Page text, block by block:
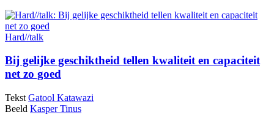
Hard//talk
Bij gelijke geschiktheid tellen kwaliteit en capaciteit
net zo goed
Tekst Gatool Katawazi
Beeld Kasper Tinus